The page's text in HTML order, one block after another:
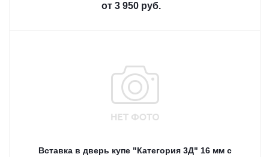
от 3 950 руб.
Вставка в дверь купе "Категория 3Д" 16 мм с